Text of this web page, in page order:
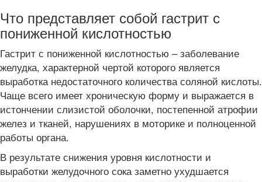
Что представляет собой гастрит с
пониженной кислотностью
Гастрит с пониженной кислотностью – заболевание
желудка, характерной чертой которого является
выработка недостаточного количества соляной кислоты.
Чаще всего имеет хроническую форму и выражается в
истончении слизистой оболочки, постепенной атрофии
желез и тканей, нарушениях в моторике и полноценной
работы органа.
В результате снижения уровня кислотности и
выработки желудочного сока заметно ухудшается